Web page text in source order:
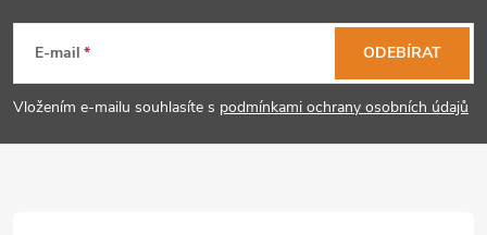
p
E-mail
Vložením e-mailu souhlasíte s podmínkami ochrany osobních údajů
ODEBÍRAT